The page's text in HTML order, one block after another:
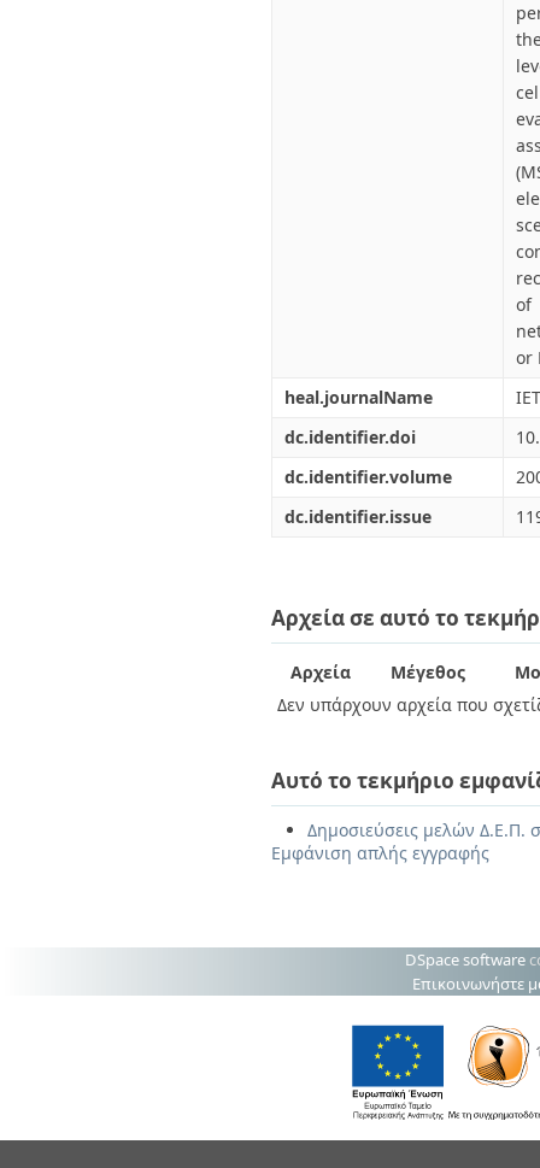
of
or
heal.journalName
dc.identifier.doi
dc.identifier.volume
dc.identifier.issue
Αρχεία σε αυτό το
Αρχεία Μέγεθος
Δεν υπάρχουν αρχεία που
Αυτό το τεκμήριο
Δημοσιεύσεις μελών Δ.Ε.Π.
Εμφάνιση απλής εγγραφής
DSpace software
Επικοινωνήστε